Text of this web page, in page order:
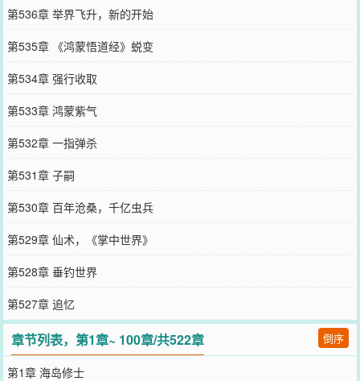
第536章 举界飞升，新的开始
第535章 《鸿蒙悟道经》蜕变
第534章 强行收取
第533章 鸿蒙紫气
第532章 一指弹杀
第531章 子嗣
第530章 百年沧桑，千亿虫兵
第529章 仙术，《掌中世界》
第528章 垂钓世界
第527章 追忆
章节列表，第1章~ 100章/共522章 倒序
第1章 海岛修士